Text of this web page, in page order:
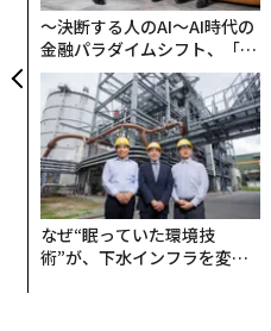
〜決断する人のAI〜AI時代の
金融パラダイムシフト、「超
個別化」の核心 【MUFG×ウ
ェルスナビ×PwC】
なぜ“眠っていた環境技
術”が、下水インフラを変え